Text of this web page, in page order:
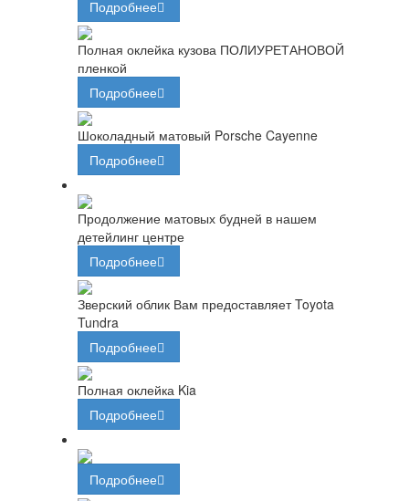
Подробнее
Полная оклейка кузова ПОЛИУРЕТАНОВОЙ
пленкой
Подробнее
Шоколадный матовый Porsche Cayenne
Подробнее
Продолжение матовых будней в нашем
детейлинг центре
Подробнее
Зверский облик Вам предоставляет Toyota
Tundra
Подробнее
Полная оклейка Kia
Подробнее
Подробнее